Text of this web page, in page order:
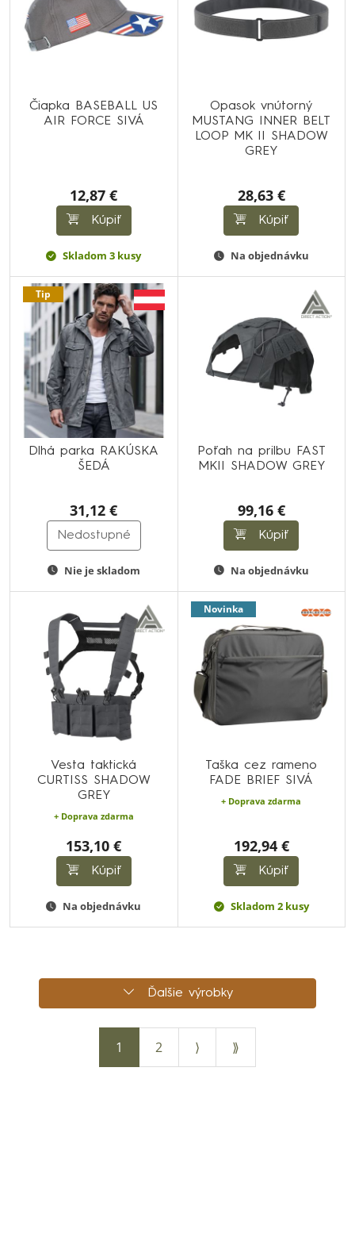
Čiapka BASEBALL US
AIR FORCE SIVÁ
12,87 €
Kúpiť
Skladom 3 kusy
Opasok vnútorný
MUSTANG INNER BELT
LOOP MK II SHADOW
GREY
28,63 €
Kúpiť
Na objednávku
Tip
Dlhá parka RAKÚSKA
ŠEDÁ
31,12 €
Nedostupné
Nie je skladom
Poťah na prilbu FAST
MKII SHADOW GREY
99,16 €
Kúpiť
Na objednávku
Vesta taktická
CURTISS SHADOW
GREY
+ Doprava zdarma
153,10 €
Kúpiť
Na objednávku
Novinka
Taška cez rameno
FADE BRIEF SIVÁ
+ Doprava zdarma
192,94 €
Kúpiť
Skladom 2 kusy
Ďalšie výrobky
1 2 ⟩ ⟫